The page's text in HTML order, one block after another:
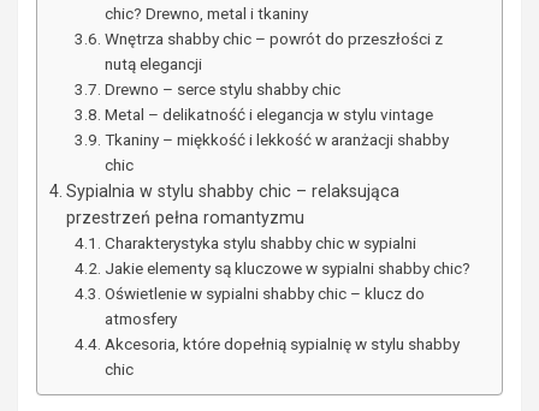
chic? Drewno, metal i tkaniny
Wnętrza shabby chic – powrót do przeszłości z
nutą elegancji
Drewno – serce stylu shabby chic
Metal – delikatność i elegancja w stylu vintage
Tkaniny – miękkość i lekkość w aranżacji shabby
chic
Sypialnia w stylu shabby chic – relaksująca
przestrzeń pełna romantyzmu
Charakterystyka stylu shabby chic w sypialni
Jakie elementy są kluczowe w sypialni shabby chic?
Oświetlenie w sypialni shabby chic – klucz do
atmosfery
Akcesoria, które dopełnią sypialnię w stylu shabby
chic